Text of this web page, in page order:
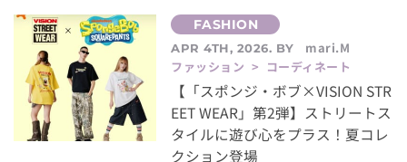
APR 4TH, 2026. BY
mari.M
ファッション > コーディネート
【「スポンジ・ボブ×VISION STR
EET WEAR」第2弾】ストリートス
タイルに遊び心をプラス！夏コレ
クション登場